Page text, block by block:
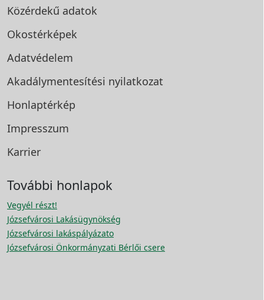
Közérdekű adatok
Okostérképek
Adatvédelem
Akadálymentesítési nyilatkozat
Honlaptérkép
Impresszum
Karrier
További honlapok
Vegyél részt!
Józsefvárosi Lakásügynökség
Józsefvárosi lakáspályázato
Józsefvárosi Önkormányzati Bérlői csere